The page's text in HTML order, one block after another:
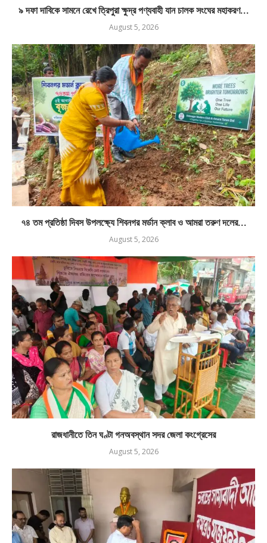
৯ দফা দাবিকে সামনে রেখে ত্রিপুরা ক্ষুদ্র পণ্যবাহী যান চালক সংঘের মহাকরণ...
August 5, 2026
৭৪ তম প্রতিষ্ঠা দিবস উপলক্ষ্যে শিবনগর মর্ডান ক্লাব ও আমরা তরুণ দলের...
August 5, 2026
রাজধানীতে তিন ঘণ্টা গনঅবস্থান সদর জেলা কংগ্রেসের
August 5, 2026